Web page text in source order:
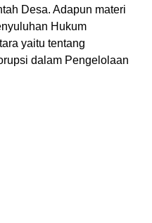
Desa. Adapun materi
Hukum
yaitu tentang
dalam Pengelolaan